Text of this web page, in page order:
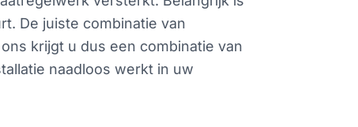
De juiste combinatie van
krijgt u dus een combinatie van
naadloos werkt in uw